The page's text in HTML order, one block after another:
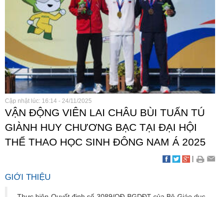
Cập nhật lúc: 16:14 - 24/11/2025
VẬN ĐỘNG VIÊN LAI CHÂU BÙI TUẤN TÚ
GIÀNH HUY CHƯƠNG BẠC TẠI ĐẠI HỘI
THỂ THAO HỌC SINH ĐÔNG NAM Á 2025
GIỚI THIỆU